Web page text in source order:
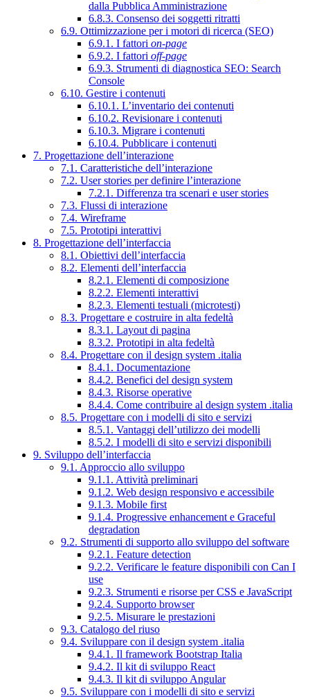
dalla Pubblica Amministrazione
6.8.3. Consenso dei soggetti ritratti
6.9. Ottimizzazione per i motori di ricerca (SEO)
6.9.1. I fattori on-page
6.9.2. I fattori off-page
6.9.3. Strumenti di diagnostica SEO: Search
Console
6.10. Gestire i contenuti
6.10.1. L’inventario dei contenuti
6.10.2. Revisionare i contenuti
6.10.3. Migrare i contenuti
6.10.4. Pubblicare i contenuti
7. Progettazione dell’interazione
7.1. Caratteristiche dell’interazione
7.2. User stories per definire l’interazione
7.2.1. Differenza tra scenari e user stories
7.3. Flussi di interazione
7.4. Wireframe
7.5. Prototipi interattivi
8. Progettazione dell’interfaccia
8.1. Obiettivi dell’interfaccia
8.2. Elementi dell’interfaccia
8.2.1. Elementi di composizione
8.2.2. Elementi interattivi
8.2.3. Elementi testuali (microtesti)
8.3. Progettare e costruire in alta fedeltà
8.3.1. Layout di pagina
8.3.2. Prototipi in alta fedeltà
8.4. Progettare con il design system .italia
8.4.1. Documentazione
8.4.2. Benefici del design system
8.4.3. Risorse operative
8.4.4. Come contribuire al design system .italia
8.5. Progettare con i modelli di sito e servizi
8.5.1. Vantaggi dell’utilizzo dei modelli
8.5.2. I modelli di sito e servizi disponibili
9. Sviluppo dell’interfaccia
9.1. Approccio allo sviluppo
9.1.1. Attività preliminari
9.1.2. Web design responsivo e accessibile
9.1.3. Mobile first
9.1.4. Progressive enhancement e Graceful
degradation
9.2. Strumenti di supporto allo sviluppo del software
9.2.1. Feature detection
9.2.2. Verificare le feature disponibili con Can I
use
9.2.3. Strumenti e risorse per CSS e JavaScript
9.2.4. Supporto browser
9.2.5. Misurare le prestazioni
9.3. Catalogo del riuso
9.4. Sviluppare con il design system .italia
9.4.1. Il framework Bootstrap Italia
9.4.2. Il kit di sviluppo React
9.4.3. Il kit di sviluppo Angular
9.5. Sviluppare con i modelli di sito e servizi